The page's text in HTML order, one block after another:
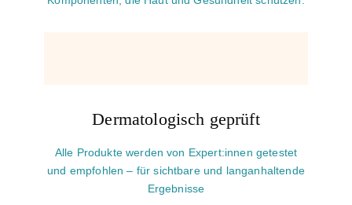
Dermatologisch geprüft
Alle Produkte werden von Expert:innen getestet
und empfohlen – für sichtbare und langanhaltende
Ergebnisse